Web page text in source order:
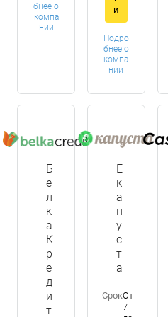
бнее о
компа
нии
и
Подро
бнее о
компа
нии
Б
е
л
к
а
К
р
е
д
и
т
Е
к
а
п
у
с
т
а
СрокОт
7